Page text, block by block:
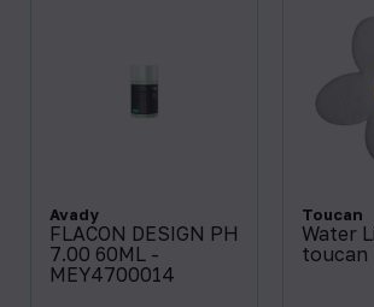
Avady
FLACON DESIGN PH
7.00 60ML -
MEY4700014
Toucan
Water
toucan